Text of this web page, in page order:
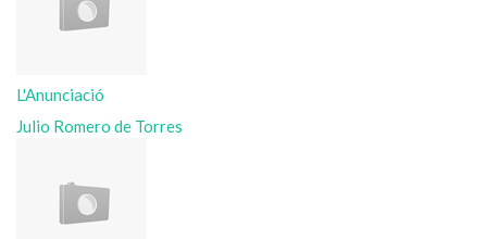
L'Anunciació
Julio Romero de Torres